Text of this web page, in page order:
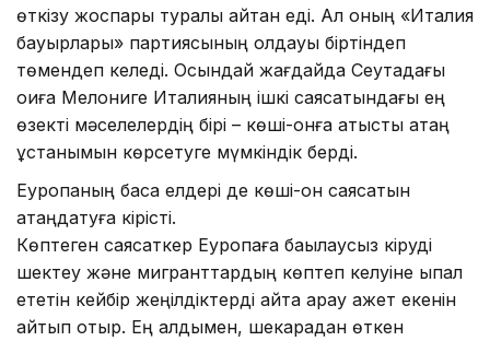
өткізу жоспары туралы айтқан еді. Ал оның «Италия
бауырлары» партиясының қолдауы біртіндеп
төмендеп келеді. Осындай жағдайда Сеутадағы
оқиға Мелониге Италияның ішкі саясатындағы ең
өзекті мәселелердің бірі – көші-қонға қатысты қатаң
ұстанымын көрсетуге мүмкіндік берді.
Еуропаның басқа елдері де көші-қон саясатын
қатаңдатуға кірісті.
Көптеген саясаткер Еуропаға бақылаусыз кіруді
шектеу және мигранттардың көптеп келуіне ықпал
ететін кейбір жеңілдіктерді қайта қарау қажет екенін
айтып отыр. Ең алдымен, шекарадан өткен